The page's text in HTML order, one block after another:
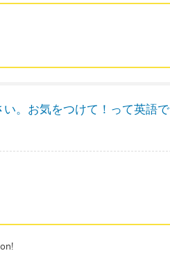
。お気をつけて！って英語で